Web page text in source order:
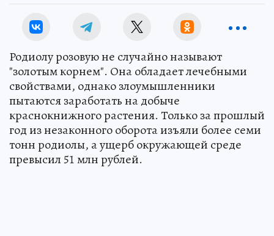
Родиолу розовую не случайно называют
"золотым корнем". Она обладает лечебными
свойствами, однако злоумышленники
пытаются заработать на добыче
краснокнижного растения. Только за прошлый
год из незаконного оборота изъяли более семи
тонн родиолы, а ущерб окружающей среде
превысил 51 млн рублей.